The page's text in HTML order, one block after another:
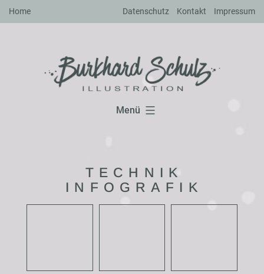
Zum
Home Datenschutz Kontakt Impressum
Menü
TECHNIK
INFOGRAFIK